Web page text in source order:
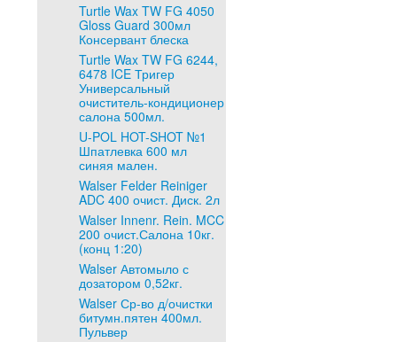
Turtle Wax TW FG 4050
Gloss Guard 300мл
Консервант блеска
Turtle Wax TW FG 6244,
6478 ICE Тригер
Универсальный
очиститель-кондиционер
салона 500мл.
U-POL HOT-SHOT №1
Шпатлевка 600 мл
синяя мален.
Walser Felder Reiniger
ADC 400 очист. Диск. 2л
Walser Innenr. Rein. MCC
200 очист.Салона 10кг.
(конц 1:20)
Walser Автомыло с
дозатором 0,52кг.
Walser Ср-во д/очистки
битумн.пятен 400мл.
Пульвер